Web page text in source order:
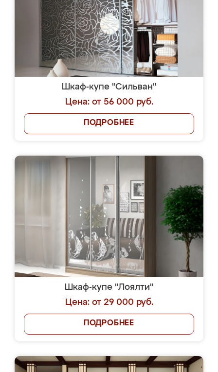
Шкаф-купе "Сильван"
Цена: от 56 000 руб.
ПОДРОБНЕЕ
Шкаф-купе "Лоялти"
Цена: от 29 000 руб.
ПОДРОБНЕЕ